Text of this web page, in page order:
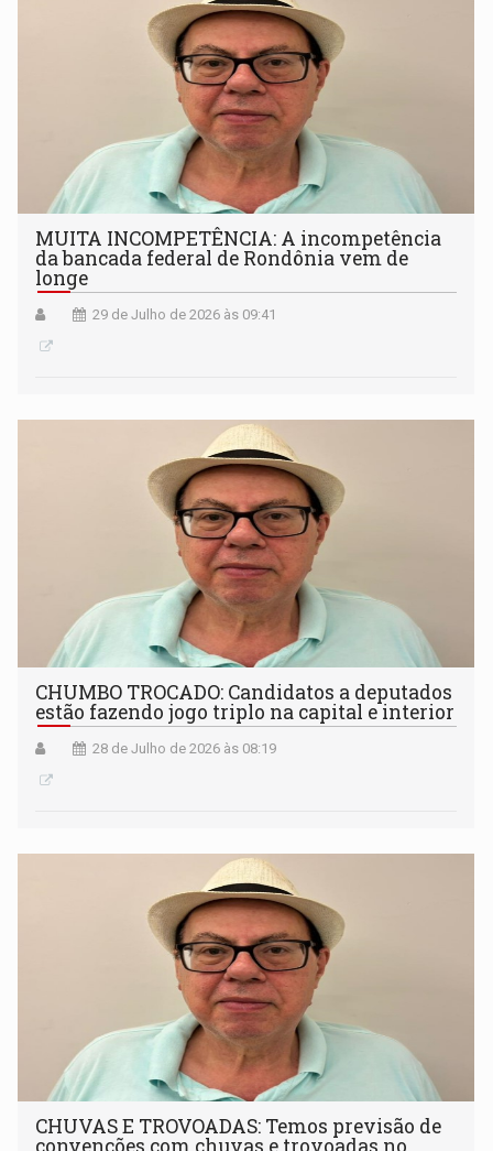
MUITA INCOMPETÊNCIA: A incompetência
da bancada federal de Rondônia vem de
longe
29 de Julho de 2026 às 09:41
CHUMBO TROCADO: Candidatos a deputados
estão fazendo jogo triplo na capital e interior
28 de Julho de 2026 às 08:19
CHUVAS E TROVOADAS: Temos previsão de
convenções com chuvas e trovoadas no